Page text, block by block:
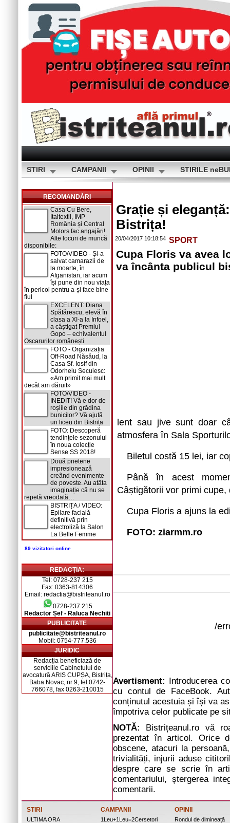
STIRI CAMPANII OPINII STIRILE
RECOMANDĂRI
Casa Cu Bere,
Italtextil, IMP
România și Central
Motors fac angajări!
Alte locuri de muncă
disponibile:
FOTO/VIDEO - Și-a
salvat camarazii de
la moarte, în
Afganistan, iar acum
își pune din nou viața
în pericol pentru a-și face bine
fiul
EXCELENT: Diana
Spătărescu, elevă în
clasa a XI-a la Infoel,
a câștigat Premiul
Gopo – echivalentul
Oscarurilor românești
FOTO - Organizația
Off-Road Năsăud, la
Casa Sf. Iosif din
Odorheiu Secuiesc:
«Am primit mai mult
decât am dăruit»
FOTO/VIDEO -
INEDIT! Vă e dor de
roșiile din grădina
bunicilor? Vă ajută
un liceu din Bistrița
FOTO: Descoperă
tendințele sezonului
în noua colecție
Sense SS 2018!
Două prietene
impresionează
creând evenimente
de poveste. Au atâta
imaginație că nu se
repetă vreodată…
BISTRIȚA / VIDEO:
Epilare facială
definitivă prin
electroliză la Salon
La Belle Femme
89 vizitatori online
REDACȚIA:
Tel: 0728-237 215
Fax: 0363-814306
Email: redactia@bistriteanul.ro
0728-237 215
Redactor Șef - Raluca Nechiti
PUBLICITATE
publicitate@bistriteanul.ro
Mobil: 0754-777.536
JURIDIC
Redacția beneficiază de
serviciile Cabinetului de
avocatură ARIS CUPȘA, Bistrița,
Baba Novac, nr 9, tel 0742-
766078, fax 0263-210015
Grație și
Bistrița!
20/04/2017 10:18:54 SPORT
Cupa Floris va avea
va încânta publicul
lent sau jive sunt doar
atmosfera în Sala
Biletul costă 15 lei, iar
Până în acest
Câștigătorii vor primi
Cupa Floris a ajuns la
FOTO: ziarmm.ro
/
Avertisment: Introducerea
cu contul de FaceBook.
conținutul acestuia și își va
împotriva celor publicate pe
NOTĂ: Bistrițeanul.ro vă
prezentat în articol. Orice
obscene, atacuri la
trivialități, injurii aduse
despre care se scrie în
comentariului, ștergerea
comentarii.
STIRI
ULTIMA ORA
CAMPANII
1Leu+1Leu=2Cersetori
OPINII
Rondul de dimineață